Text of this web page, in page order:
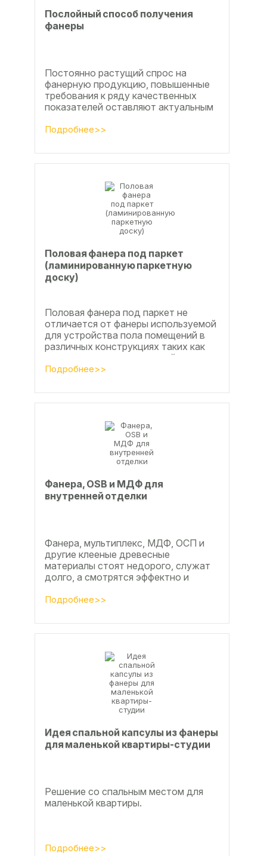
Послойный способ получения
фанеры
Постоянно растущий спрос на
фанерную продукцию, повышенные
требования к ряду качественных
показателей оставляют актуальным
технологии производства клееной...
Подробнее>>
Половая фанера под паркет
(ламинированную паркетную
доску)
Половая фанера под паркет не
отличается от фанеры используемой
для устройства пола помещений в
различных конструкциях таких как
ламинат из ламинированной
паркетной доски, а так же...
Подробнее>>
Фанера, OSB и МДФ для
внутренней отделки
Фанера, мультиплекс, МДФ, ОСП и
другие клееные древесные
материалы стоят недорого, служат
долго, а смотрятся эффектно и
Подробнее>>
Идея спальной капсулы из фанеры
для маленькой квартиры-студии
Решение со спальным местом для
маленькой квартиры.
Подробнее>>